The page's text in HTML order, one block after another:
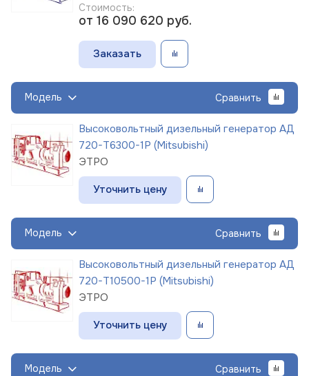
Стоимость:
от 16 090 620 руб.
Заказать
Модель Сравнить
Высоковольтный дизельный генератор АД
720-Т6300-1Р (Mitsubishi)
ЭТРО
Уточнить цену
Модель Сравнить
Высоковольтный дизельный генератор АД
720-Т10500-1Р (Mitsubishi)
ЭТРО
Уточнить цену
Модель Сравнить